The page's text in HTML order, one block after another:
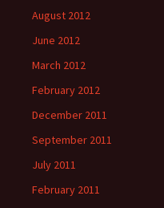
August 2012
June 2012
March 2012
February 2012
December 2011
September 2011
July 2011
February 2011